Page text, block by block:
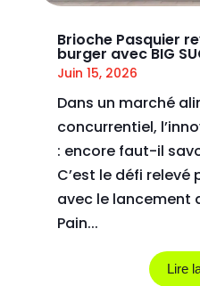
Brioche Pasquier
burger avec BIG
Juin 15, 2026
Dans un marché
concurrentiel,
: encore faut-il
C’est le défi relevé
avec le lancement
Pain...
Lire